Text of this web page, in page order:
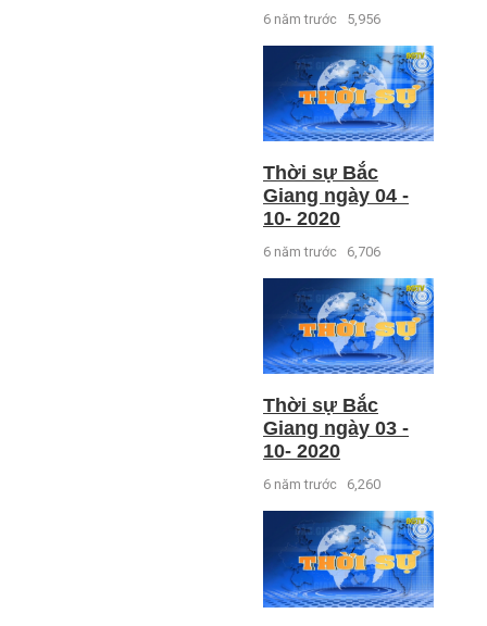
6 năm trước 5,956
Thời sự Bắc
Giang ngày 04 -
10- 2020
6 năm trước 6,706
Thời sự Bắc
Giang ngày 03 -
10- 2020
6 năm trước 6,260